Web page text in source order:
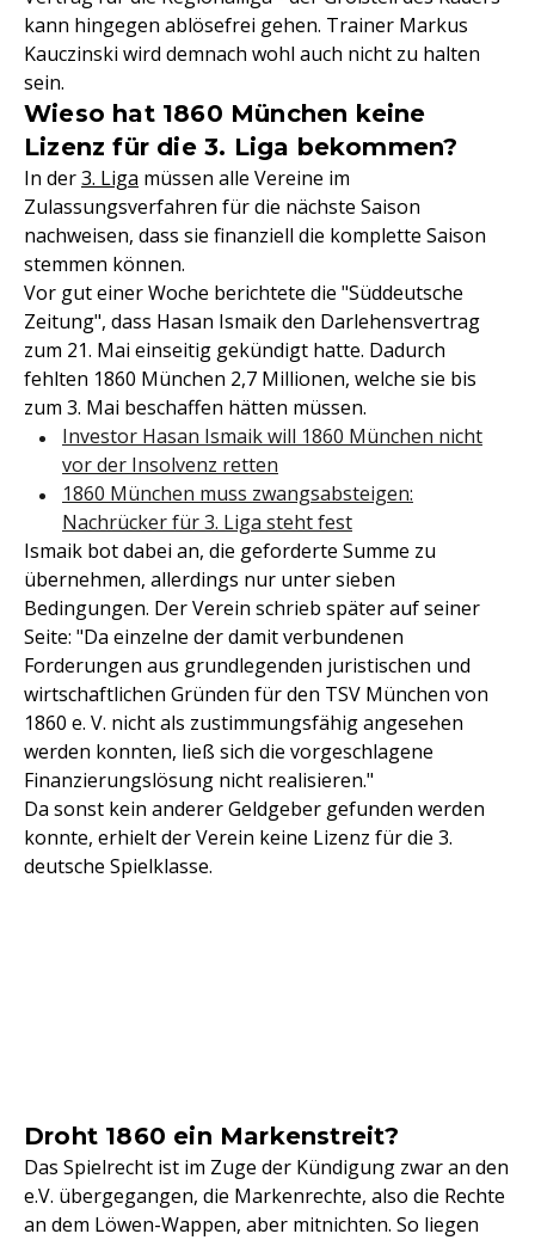
kann hingegen ablösefrei gehen. Trainer Markus
Kauczinski wird demnach wohl auch nicht zu halten
sein.
Wieso hat 1860 München keine
Lizenz für die 3. Liga bekommen?
In der3. Liga müssen alle Vereine im
Zulassungsverfahren für die nächste Saison
nachweisen, dass sie finanziell die komplette Saison
stemmen können.
Vor gut einer Woche berichtete die "Süddeutsche
Zeitung", dass Hasan Ismaik den Darlehensvertrag
zum 21. Mai einseitig gekündigt hatte. Dadurch
fehlten 1860 München 2,7 Millionen, welche sie bis
zum 3. Mai beschaffen hätten müssen.
Investor Hasan Ismaik will 1860 München nicht
vor der Insolvenz retten
1860 München muss zwangsabsteigen:
Nachrücker für 3. Liga steht fest
Ismaik bot dabei an, die geforderte Summe zu
übernehmen, allerdings nur unter sieben
Bedingungen. Der Verein schrieb später auf seiner
Seite: "Da einzelne der damit verbundenen
Forderungen aus grundlegenden juristischen und
wirtschaftlichen Gründen für den TSV München von
1860 e. V. nicht als zustimmungsfähig angesehen
werden konnten, ließ sich die vorgeschlagene
Finanzierungslösung nicht realisieren."
Da sonst kein anderer Geldgeber gefunden werden
konnte, erhielt der Verein keine Lizenz für die 3.
deutsche Spielklasse.
Droht 1860 ein Markenstreit?
Das Spielrecht ist im Zuge der Kündigung zwar an den
e.V. übergegangen, die Markenrechte, also die Rechte
an dem Löwen-Wappen, aber mitnichten. So liegen